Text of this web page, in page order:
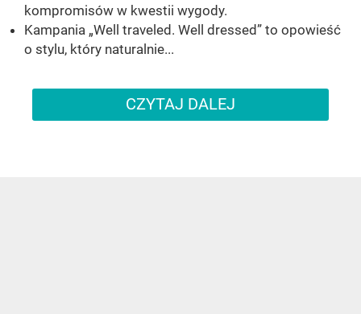
kompromisów w kwestii wygody.
Kampania „Well traveled. Well dressed” to opowieść
o stylu, który naturalnie...
CZYTAJ DALEJ